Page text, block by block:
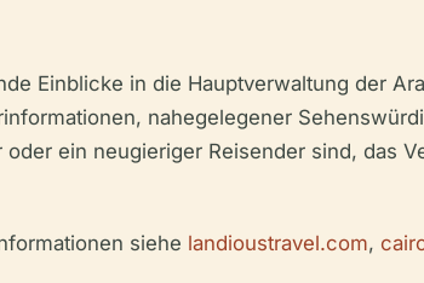
Einblicke in die Hauptverwaltung der
nahegelegener
ein neugieriger Reisender sind, das
siehe landioustravel.com,